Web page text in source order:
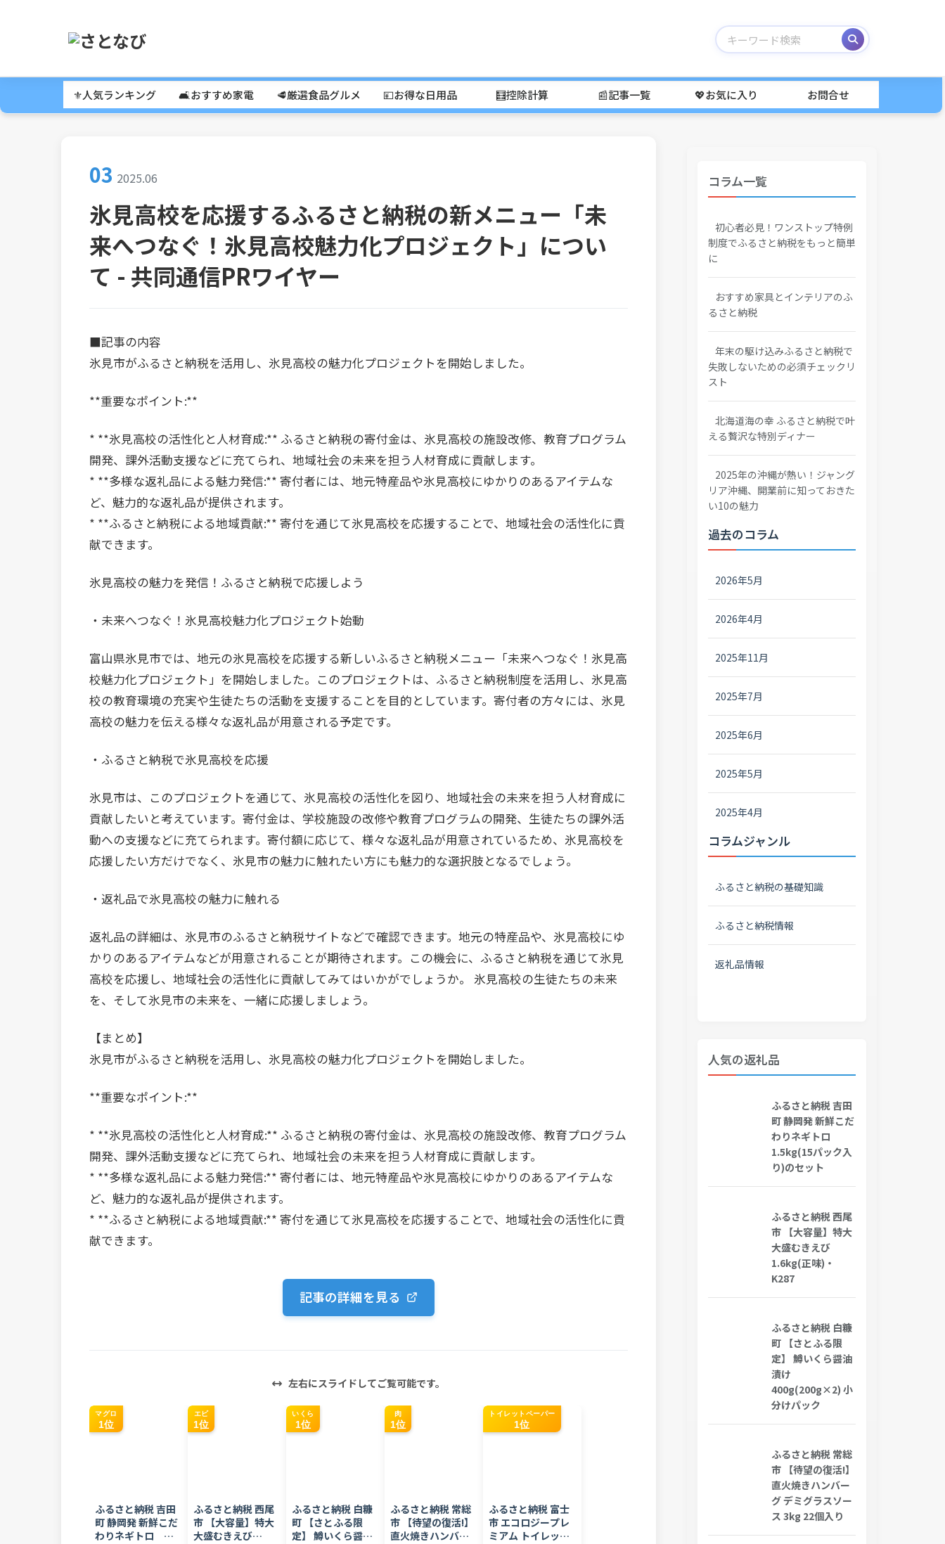
⚜️人気ランキング 🛋️おすすめ家電 🥩厳選食品グルメ 💴お得な日用品 🧮控除計算 📰記事一覧 💖お気に入り お問合せ
03 2025.06
氷見高校を応援するふるさと納税の新メニュー「未
来へつなぐ！氷見高校魅力化プロジェクト」につい
て - 共同通信PRワイヤー
■記事の内容
氷見市がふるさと納税を活用し、氷見高校の魅力化プロジェクトを開始しました。
**重要なポイント:**
* **氷見高校の活性化と人材育成:** ふるさと納税の寄付金は、氷見高校の施設改修、教育プログラム
開発、課外活動支援などに充てられ、地域社会の未来を担う人材育成に貢献します。
* **多様な返礼品による魅力発信:** 寄付者には、地元特産品や氷見高校にゆかりのあるアイテムな
ど、魅力的な返礼品が提供されます。
* **ふるさと納税による地域貢献:** 寄付を通じて氷見高校を応援することで、地域社会の活性化に貢
献できます。
氷見高校の魅力を発信！ふるさと納税で応援しよう
・未来へつなぐ！氷見高校魅力化プロジェクト始動
富山県氷見市では、地元の氷見高校を応援する新しいふるさと納税メニュー「未来へつなぐ！氷見高
校魅力化プロジェクト」を開始しました。このプロジェクトは、ふるさと納税制度を活用し、氷見高
校の教育環境の充実や生徒たちの活動を支援することを目的としています。寄付者の方々には、氷見
高校の魅力を伝える様々な返礼品が用意される予定です。
・ふるさと納税で氷見高校を応援
氷見市は、このプロジェクトを通じて、氷見高校の活性化を図り、地域社会の未来を担う人材育成に
貢献したいと考えています。寄付金は、学校施設の改修や教育プログラムの開発、生徒たちの課外活
動への支援などに充てられます。寄付額に応じて、様々な返礼品が用意されているため、氷見高校を
応援したい方だけでなく、氷見市の魅力に触れたい方にも魅力的な選択肢となるでしょう。
・返礼品で氷見高校の魅力に触れる
返礼品の詳細は、氷見市のふるさと納税サイトなどで確認できます。地元の特産品や、氷見高校にゆ
かりのあるアイテムなどが用意されることが期待されます。この機会に、ふるさと納税を通じて氷見
高校を応援し、地域社会の活性化に貢献してみてはいかがでしょうか。 氷見高校の生徒たちの未来
を、そして氷見市の未来を、一緒に応援しましょう。
【まとめ】
氷見市がふるさと納税を活用し、氷見高校の魅力化プロジェクトを開始しました。
**重要なポイント:**
* **氷見高校の活性化と人材育成:** ふるさと納税の寄付金は、氷見高校の施設改修、教育プログラム
開発、課外活動支援などに充てられ、地域社会の未来を担う人材育成に貢献します。
* **多様な返礼品による魅力発信:** 寄付者には、地元特産品や氷見高校にゆかりのあるアイテムな
ど、魅力的な返礼品が提供されます。
* **ふるさと納税による地域貢献:** 寄付を通じて氷見高校を応援することで、地域社会の活性化に貢
献できます。
記事の詳細を見る
左右にスライドしてご覧可能です。
マグロ
1位
ふるさと納税 吉田
町 静岡発 新鮮こだ
わりネギトロ
エビ
1位
ふるさと納税 西尾
市 【大容量】特大
大盛むきえび
いくら
1位
ふるさと納税 白糠
町 【さとふる限
定】 鱒いくら醤油
肉
1位
ふるさと納税 常総
市 【待望の復活!】
直火焼きハンバー
トイレットペーパー
1位
ふるさと納税 富士
市 エコロジープレ
ミアム トイレット
コラム一覧
初心者必見！ワンストップ特例
制度でふるさと納税をもっと簡単
に
おすすめ家具とインテリアのふ
るさと納税
年末の駆け込みふるさと納税で
失敗しないための必須チェックリ
スト
北海道海の幸 ふるさと納税で叶
える贅沢な特別ディナー
2025年の沖縄が熱い！ジャング
リア沖縄、開業前に知っておきた
い10の魅力
過去のコラム
2026年5月
2026年4月
2025年11月
2025年7月
2025年6月
2025年5月
2025年4月
コラムジャンル
ふるさと納税の基礎知識
ふるさと納税情報
返礼品情報
人気の返礼品
ふるさと納税 吉田
町 静岡発 新鮮こだ
わりネギトロ
1.5kg(15パック入
り)のセット
ふるさと納税 西尾
市 【大容量】特大
大盛むきえび
1.6kg(正味)・
K287
ふるさと納税 白糠
町 【さとふる限
定】 鱒いくら醤油
漬け
400g(200g×2) 小
分けパック
ふるさと納税 常総
市 【待望の復活!】
直火焼きハンバー
グ デミグラスソー
ス 3kg 22個入り